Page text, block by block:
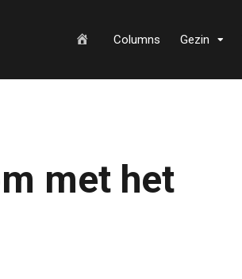
m
Columns Gezin
met het